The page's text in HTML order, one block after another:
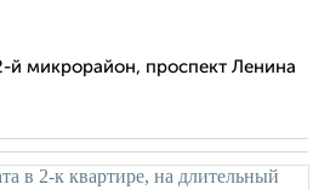
й микрорайон, проспект Ленина